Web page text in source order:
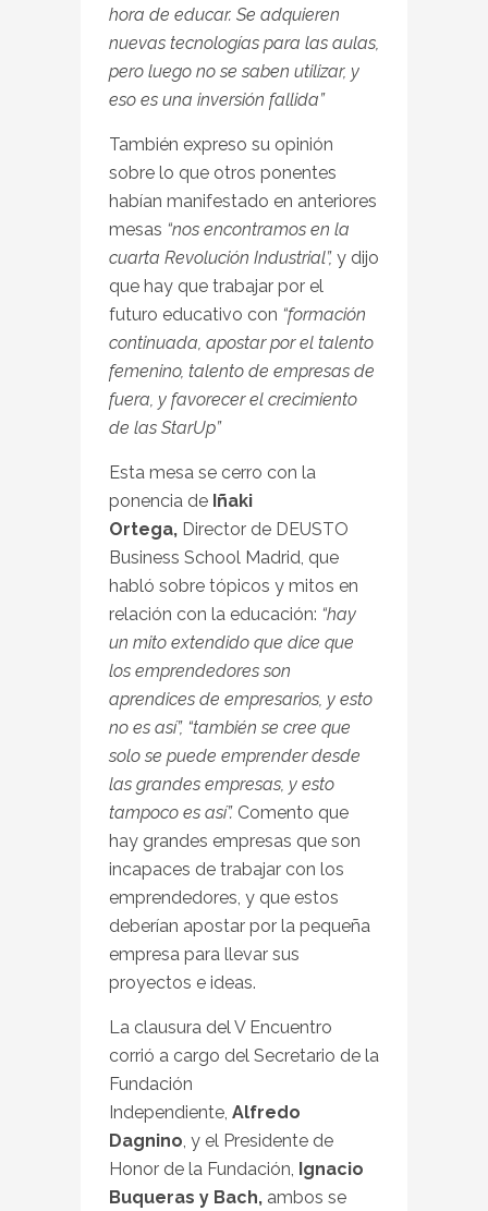
hora de educar. Se adquieren
nuevas tecnologías para las aulas,
pero luego no se saben utilizar, y
eso es una inversión fallida”
También expreso su opinión
sobre lo que otros ponentes
habían manifestado en anteriores
mesas “nos encontramos en la
cuarta Revolución Industrial”, y dijo
que hay que trabajar por el
futuro educativo con “formación
continuada, apostar por el talento
femenino, talento de empresas de
fuera, y favorecer el crecimiento
de las StarUp”
Esta mesa se cerro con la
ponencia de Iñaki
Ortega, Director de DEUSTO
Business School Madrid, que
habló sobre tópicos y mitos en
relación con la educación: “hay
un mito extendido que dice que
los emprendedores son
aprendices de empresarios, y esto
no es así”, “también se cree que
solo se puede emprender desde
las grandes empresas, y esto
tampoco es así”. Comento que
hay grandes empresas que son
incapaces de trabajar con los
emprendedores, y que estos
deberían apostar por la pequeña
empresa para llevar sus
proyectos e ideas.
La clausura del V Encuentro
corrió a cargo del Secretario de la
Fundación
Independiente, Alfredo
Dagnino, y el Presidente de
Honor de la Fundación, Ignacio
Buqueras y Bach, ambos se